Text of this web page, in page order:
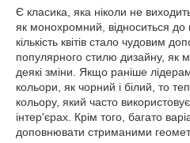
Є класика, яка ніколи не
як монохромний, відноситься
кількість квітів стало чудовим
популярного стилю дизайну, як
деякі зміни. Якщо раніше
кольори, як чорний і білий, то
кольору, який часто
інтер'єрах. Крім того, багато
доповнювати стриманими